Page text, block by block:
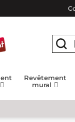
Revêtement
mural